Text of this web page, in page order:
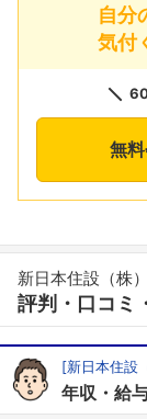
自分
気付
無
新日本住設（株
評判・口コミ
[新日本住設
年収・給